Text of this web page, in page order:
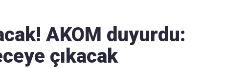
AKOM duyurdu:
çıkacak